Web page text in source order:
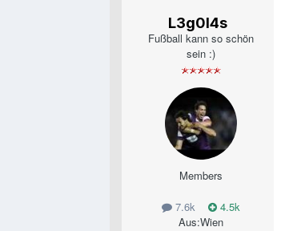
L3g0l4s
Fußball kann so schön
sein :)
Members
7.6k
4.5k
Aus:Wien